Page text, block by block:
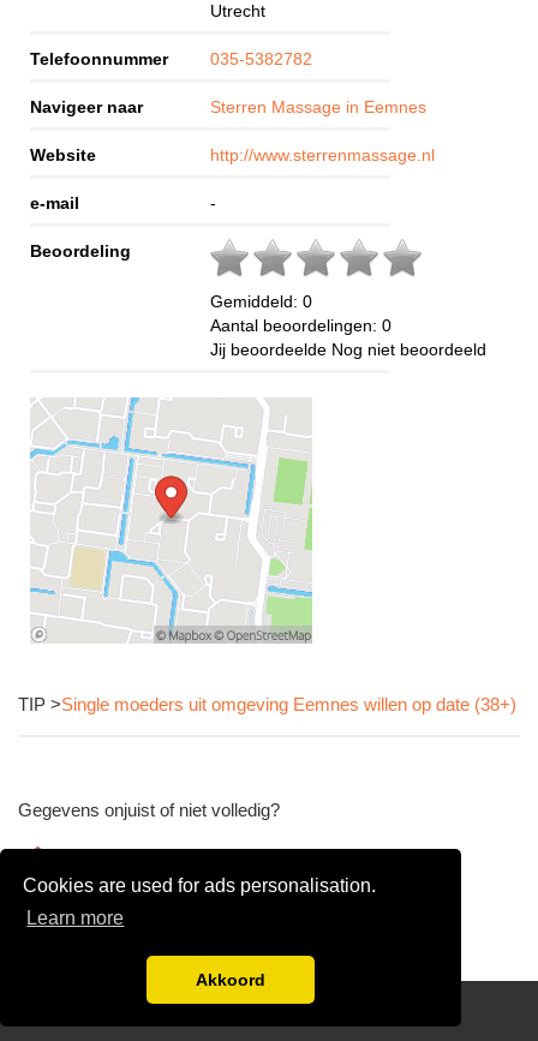
Cookies are used for ads personalisation.
Learn more
Akkoord
Utrecht
Telefoonnummer 035-5382782
Navigeer naar Sterren Massage in Eemnes
Website http://www.sterrenmassage.nl
e-mail -
Beoordeling
Gemiddeld: 0
Aantal beoordelingen: 0
Jij beoordeelde Nog niet beoordeeld
TIP >Single moeders uit omgeving Eemnes willen op date (38+)
Gegevens onjuist of niet volledig?